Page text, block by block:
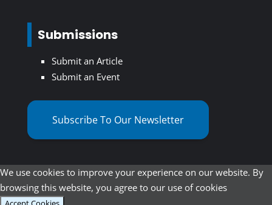
Submissions
Submit an Article
Submit an Event
Subscribe To Our Newsletter
We use cookies to improve your experience on our website. By
browsing this website, you agree to our use of cookies